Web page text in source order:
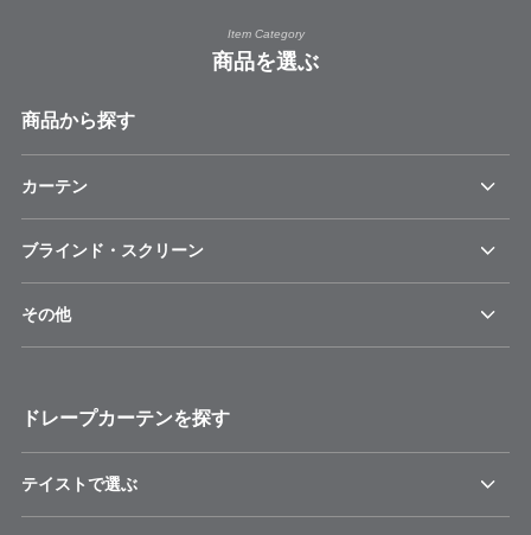
Item Category
商品を選ぶ
商品から探す
カーテン
ブラインド・スクリーン
その他
ドレープカーテンを探す
テイストで選ぶ